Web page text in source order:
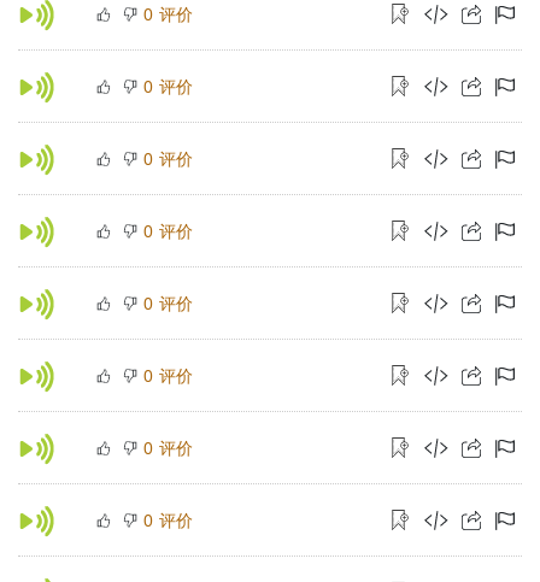
0 评价
0 评价
0 评价
0 评价
0 评价
0 评价
0 评价
0 评价